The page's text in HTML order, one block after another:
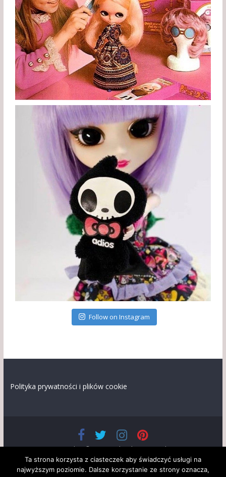
Follow on Instagram
Polityka prywatności i plików cookie
Prawa autorskie © 2026Lalandia. Wszystkie prawa
zastrzeżone.
Szablon: ColorMag opracowany przezThemeGrill. Wspierane
Ta strona korzysta z ciasteczek aby świadczyć usługi na
najwyższym poziomie. Dalsze korzystanie ze strony oznacza,